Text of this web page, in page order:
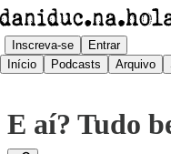
Inscreva-se
Entrar
Início
Podcasts Arquivo
E aí? Tudo